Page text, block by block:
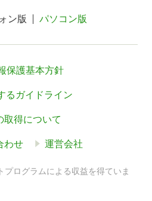
ン版 パソコン版
保護基本方針
るガイドライン
取得について
わせ 運営会社
ログラムによる収益を得ていま